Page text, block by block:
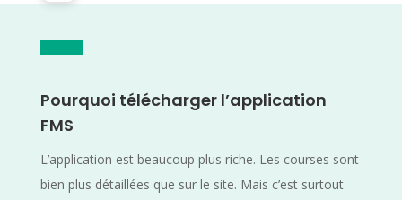
Pourquoi télécharger l’application
FMS
L’application est beaucoup plus riche. Les courses sont
bien plus détaillées que sur le site. Mais c’est surtout